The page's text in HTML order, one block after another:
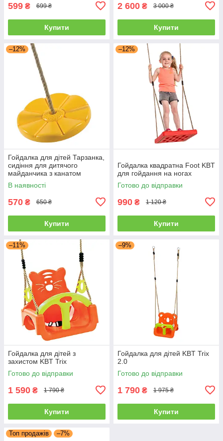
599 ₴ 699 ₴
Купити
2 600 ₴ 3 000 ₴
Купити
–12%
Гойдалка для дітей Тарзанка,
сидіння для дитячого
майданчика з канатом
В наявності
570 ₴ 650 ₴
Купити
–12%
Гойдалка квадратна Foot KBT
для гойдання на ногах
Готово до відправки
990 ₴ 1 120 ₴
Купити
–11%
Гойдалка для дітей з
захистом KBT Trix
Готово до відправки
1 590 ₴ 1 790 ₴
Купити
–9%
Гойдалка для дітей KBT Trix
2.0
Готово до відправки
1 790 ₴ 1 975 ₴
Купити
Топ продажів –7%